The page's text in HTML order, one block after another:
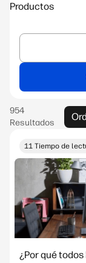
Productos
11 Tiempo de
¿Por qué todos